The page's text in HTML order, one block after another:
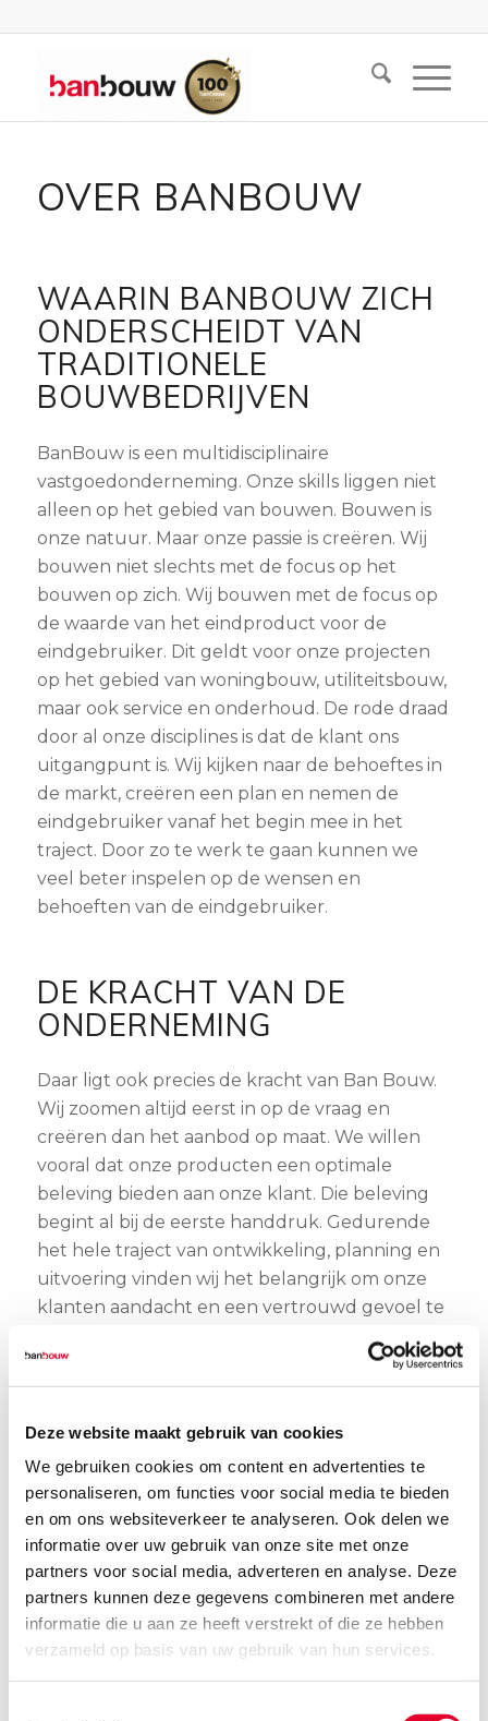
Deze website maakt gebruik van cookies
We gebruiken cookies om content en advertenties te
personaliseren, om functies voor social media te bieden
en om ons websiteverkeer te analyseren. Ook delen we
informatie over uw gebruik van onze site met onze
partners voor social media, adverteren en analyse. Deze
partners kunnen deze gegevens combineren met andere
informatie die u aan ze heeft verstrekt of die ze hebben
verzameld op basis van uw gebruik van hun services.
OVER BANBOUW
WAARIN BANBOUW ZICH
ONDERSCHEIDT VAN
TRADITIONELE
BOUWBEDRIJVEN
BanBouw is een multidisciplinaire
vastgoedonderneming. Onze skills liggen niet
alleen op het gebied van bouwen. Bouwen is
onze natuur. Maar onze passie is creëren. Wij
bouwen niet slechts met de focus op het
bouwen op zich. Wij bouwen met de focus op
de waarde van het eindproduct voor de
eindgebruiker. Dit geldt voor onze projecten
op het gebied van woningbouw, utiliteitsbouw,
maar ook service en onderhoud. De rode draad
door al onze disciplines is dat de klant ons
uitgangpunt is. Wij kijken naar de behoeftes in
de markt, creëren een plan en nemen de
eindgebruiker vanaf het begin mee in het
traject. Door zo te werk te gaan kunnen we
veel beter inspelen op de wensen en
behoeften van de eindgebruiker.
DE KRACHT VAN DE
ONDERNEMING
Daar ligt ook precies de kracht van Ban Bouw.
Wij zoomen altijd eerst in op de vraag en
creëren dan het aanbod op maat. We willen
vooral dat onze producten een optimale
beleving bieden aan onze klant. Die beleving
begint al bij de eerste handdruk. Gedurende
het hele traject van ontwikkeling, planning en
uitvoering vinden wij het belangrijk om onze
klanten aandacht en een vertrouwd gevoel te
FAMILIEBEDRIJF UIT
NUENEN
BanBouw B.V. werd in 1928 opgericht als
Bouwonderneming Aldenhoven Nuenen.
Generaties later heeft het familiebedrijf zich
ontwikkeld tot een onafhankelijke
middelgrote vastgoedondernemer, die met
name actief is in de regio Zuidoost-Brabant. Het
bedrijf telt circa 50 vaste medewerkers die zich